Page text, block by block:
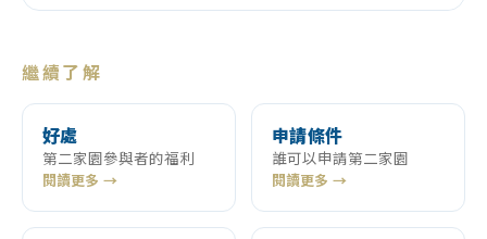
繼續了解
好處
第二家園參與者的福利
閱讀更多 →
申請條件
誰可以申請第二家園
閱讀更多 →